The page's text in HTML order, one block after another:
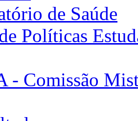
de Saúde
Políticas
- Comissão